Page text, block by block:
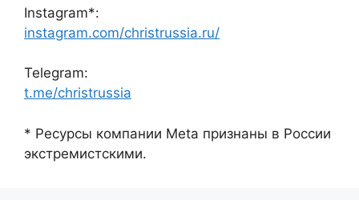
Instagram*:
instagram.com/christrussia.ru/
Telegram:
t.me/christrussia
* Ресурсы компании Meta признаны в России
экстремистскими.